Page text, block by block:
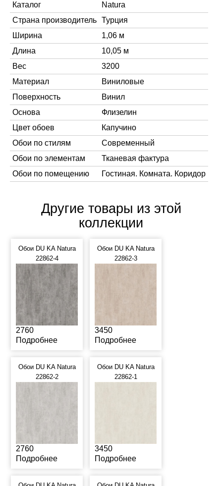
Каталог
Natura
Страна производитель Турция
Ширина
1,06 м
Длина
10,05 м
Вес
3200
Материал
Виниловые
Поверхность
Винил
Основа
Флизелин
Цвет обоев
Капучино
Обои по стилям
Современный
Обои по элементам
Тканевая фактура
Обои по помещению
Гостиная. Комната. Коридор
Другие товары из этой
коллекции
Обои DU KA Natura
22862-4
2760
Подробнее
Обои DU KA Natura
22862-3
3450
Подробнее
Обои DU KA Natura
22862-2
2760
Подробнее
Обои DU KA Natura
22862-1
3450
Подробнее